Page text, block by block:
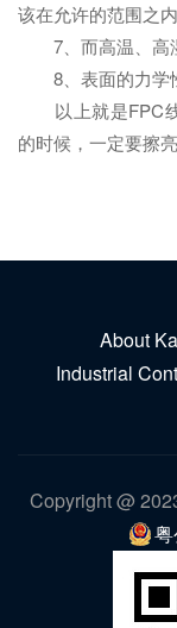
该在允许的范围之
7、而高温、高
8、表面的力学
以上就是FPC线
的时候，一定要擦亮
About
Industrial
Copyright @